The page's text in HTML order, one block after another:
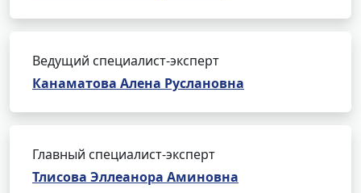
Ведущий специалист-эксперт
Канаматова Алена Руслановна
Главный специалист-эксперт
Тлисова Эллеанора Аминовна